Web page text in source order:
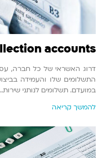
accounts
דרוג האשראי של כל חברה,
התשלומים שלו והעמידה
במועדם. תשלומים לנותני
להמשך קריאה